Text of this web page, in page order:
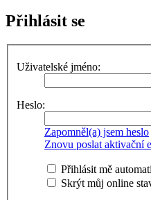
Přihlásit se
Uživatelské jméno:
Heslo:
Zapomněl(a) jsem heslo
Znovu poslat aktivační
Přihlásit mě
Skrýt můj online